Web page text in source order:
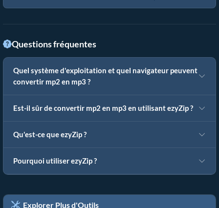
Questions fréquentes
Quel système d'exploitation et quel navigateur peuvent
convertir mp2 en mp3 ?
Est-il sûr de convertir mp2 en mp3 en utilisant ezyZip ?
Qu'est-ce que ezyZip ?
Pourquoi utiliser ezyZip ?
Explorer Plus d'Outils